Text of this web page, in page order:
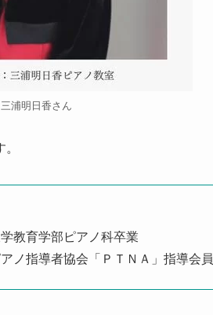
三浦明日香さん
教育学部ピアノ科卒業
ノ指導者協会「ＰＴＮＡ」指導会員